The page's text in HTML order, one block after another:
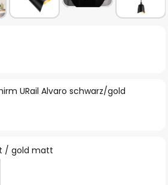
URail Alvaro schwarz/gold
/ gold matt